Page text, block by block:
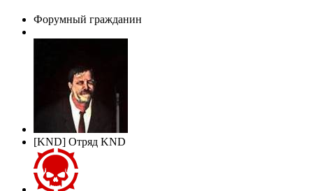
Форумный гражданин
[KND] Отряд KND